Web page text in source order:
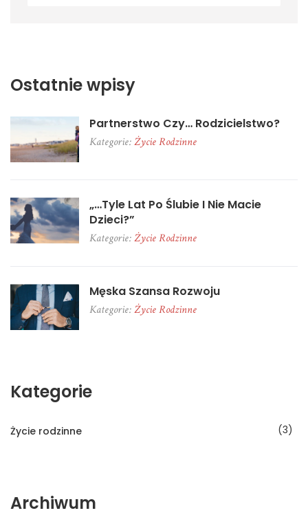
Ostatnie wpisy
Partnerstwo Czy… Rodzicielstwo?
Kategorie:Życie Rodzinne
„…tyle Lat Po Ślubie I Nie Macie
Dzieci?”
Kategorie:Życie Rodzinne
Męska Szansa Rozwoju
Kategorie:Życie Rodzinne
Kategorie
Życie rodzinne 3
Archiwum